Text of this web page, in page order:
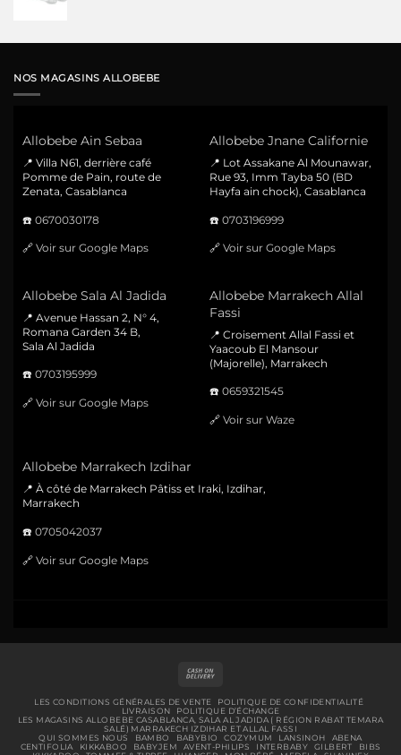
NOS MAGASINS ALLOBEBE
Allobebe Ain Sebaa
📍 Villa N61, derrière café
Pomme de Pain, route de
Zenata, Casablanca
☎️ 0670030178
🔗 Voir sur Google Maps
Allobebe Jnane Californie
📍 Lot Assakane Al Mounawar,
Rue 93, Imm Tayba 50 (BD
Hayfa ain chock), Casablanca
☎️ 0703196999
🔗 Voir sur Google Maps
Allobebe Sala Al Jadida
📍 Avenue Hassan 2, N° 4,
Romana Garden 34 B,
Sala Al Jadida
☎️ 0703195999
🔗 Voir sur Google Maps
Allobebe Marrakech Allal
Fassi
📍 Croisement Allal Fassi et
Yaacoub El Mansour
(Majorelle), Marrakech
☎️ 0659321545
🔗 Voir sur Waze
Allobebe Marrakech Izdihar
📍 À côté de Marrakech Pâtiss et Iraki, Izdihar,
Marrakech
☎️ 0705042037
🔗 Voir sur Google Maps
Delivery
LES CONDITIONS GÉNÉRALES DE VENTE
POLITIQUE DE CONFIDENTIALITÉ
LIVRAISON
POLITIQUE D’ÉCHANGE
LES MAGASINS ALLOBEBE CASABLANCA, SALA AL JADIDA ( RÉGION RABAT TEMARA
SALÉ) MARRAKECH IZDIHAR ET ALLAL FASSI
QUI SOMMES NOUS
BAMBO BABYBIO COZYMUM LANSINOH
ABENA
CENTIFOLIA
KIKKABOO BABYJEM AVENT-PHILIPS INTERBABY GILBERT
BIBS